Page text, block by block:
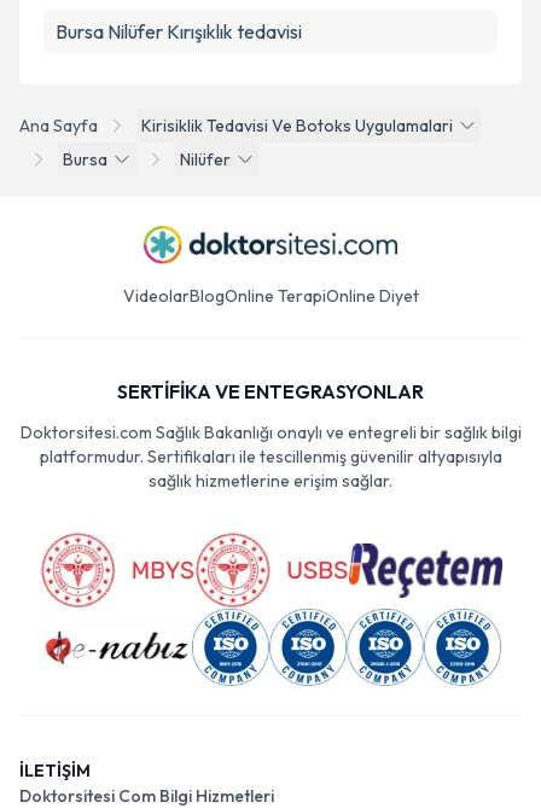
Ana Sayfa
Kirisiklik Tedavisi Ve Botoks Uygulamalari
Bursa
Nilüfer
Bursa Nilüfer Kırışıklık tedavisi
VideolarBlogOnline TerapiOnline Diyet
SERTİFİKA VE ENTEGRASYONLAR
Doktorsitesi.com Sağlık Bakanlığı onaylı ve entegreli bir sağlık bilgi
platformudur. Sertifikaları ile tescillenmiş güvenilir altyapısıyla
sağlık hizmetlerine erişim sağlar.
İLETİŞİM
Doktorsitesi Com Bilgi Hizmetleri